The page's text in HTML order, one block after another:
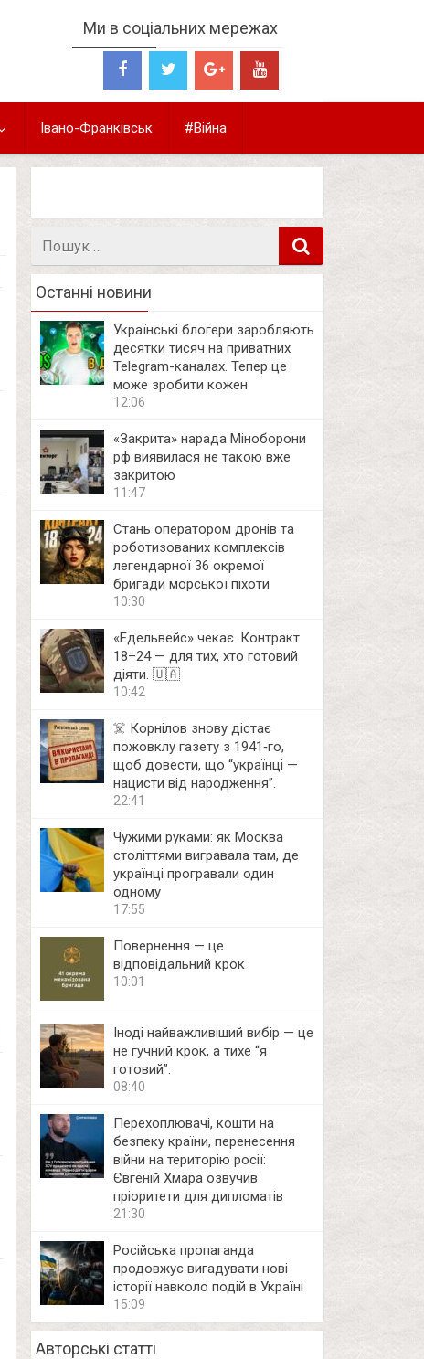
Ми в соціальних мережах
Івано-Франківськ #Війна
Останні новини
Українські блогери заробляють
десятки тисяч на приватних
Telegram-каналах. Тепер це
може зробити кожен
12:06
«Закрита» нарада Міноборони
рф виявилася не такою вже
закритою
11:47
Стань оператором дронів та
роботизованих комплексів
легендарної 36 окремої
бригади морської піхоти
10:30
«Едельвейс» чекає. Контракт
18–24 — для тих, хто готовий
діяти. 🇺🇦
10:42
☠️ Корнілов знову дістає
пожовклу газету з 1941‑го,
щоб довести, що “українці —
нацисти від народження”.
22:41
Чужими руками: як Москва
століттями вигравала там, де
українці програвали один
одному
17:55
Повернення — це
відповідальний крок
10:01
Іноді найважливіший вибір — це
не гучний крок, а тихе “я
готовий”.
08:40
Перехоплювачі, кошти на
безпеку країни, перенесення
війни на територію росії:
Євгеній Хмара озвучив
пріоритети для дипломатів
21:30
Російська пропаганда
продовжує вигадувати нові
історії навколо подій в Україні
15:09
Авторські статті